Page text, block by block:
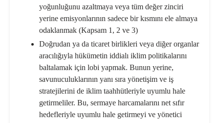
yoğunluğunu azaltmaya veya tüm değer zinciri
yerine emisyonlarının sadece bir kısmını ele almaya
odaklanmak (Kapsam 1, 2 ve 3)
Doğrudan ya da ticaret birlikleri veya diğer organlar
aracılığıyla hükümetin iddialı iklim politikalarını
baltalamak için lobi yapmak. Bunun yerine,
savunuculuklarının yanı sıra yönetişim ve iş
stratejilerini de iklim taahhütleriyle uyumlu hale
getirmeliler. Bu, sermaye harcamalarını net sıfır
hedefleriyle uyumlu hale getirmeyi ve yönetici